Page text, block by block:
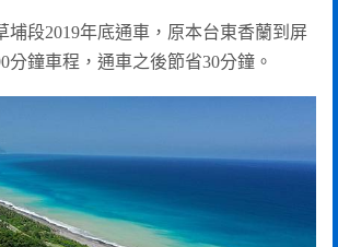
埔段2019年底通車，原本台東香蘭到屏
分鐘車程，通車之後節省30分鐘。